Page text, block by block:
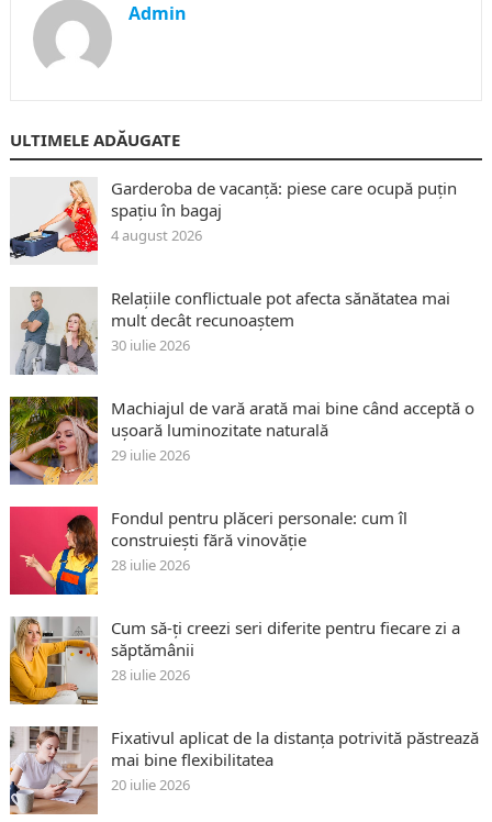
Admin
ULTIMELE ADĂUGATE
Garderoba de vacanță: piese care ocupă puțin
spațiu în bagaj
4 august 2026
Relațiile conflictuale pot afecta sănătatea mai
mult decât recunoaștem
30 iulie 2026
Machiajul de vară arată mai bine când acceptă o
ușoară luminozitate naturală
29 iulie 2026
Fondul pentru plăceri personale: cum îl
construiești fără vinovăție
28 iulie 2026
Cum să-ți creezi seri diferite pentru fiecare zi a
săptămânii
28 iulie 2026
Fixativul aplicat de la distanța potrivită păstrează
mai bine flexibilitatea
20 iulie 2026